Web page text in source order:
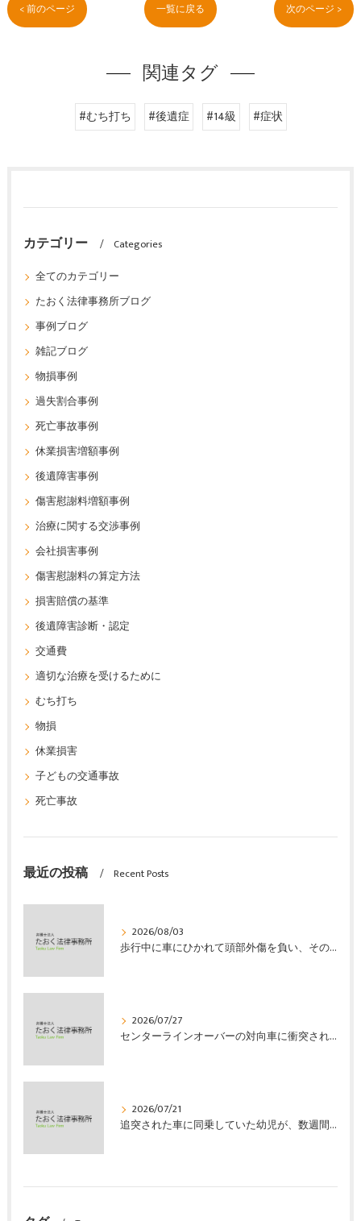
< 前のページ 一覧に戻る 次のページ >
関連タグ
#むち打ち #後遺症 #14級 #症状
カテゴリー
Categories
全てのカテゴリー
たおく法律事務所ブログ
事例ブログ
雑記ブログ
物損事例
過失割合事例
死亡事故事例
休業損害増額事例
後遺障害事例
傷害慰謝料増額事例
治療に関する交渉事例
会社損害事例
傷害慰謝料の算定方法
損害賠償の基準
後遺障害診断・認定
交通費
適切な治療を受けるために
むち打ち
物損
休業損害
子どもの交通事故
死亡事故
最近の投稿 Recent Posts
2026/08/03
歩行中に車にひかれて頭部外傷を負い、その４か月後に亡くなり、死亡部分も含めて裁判所の基準で損害賠償金を獲得した事案｜たおく法律事務所
2026/07/27
センターラインオーバーの対向車に衝突され、むち打ちを発症し、裁判所の基準で慰謝料などの損害賠償金を獲得した事案｜たおく法律事務所
2026/07/21
追突された車に同乗していた幼児が、数週間の経過観察の後、裁判所の基準で人損の賠償金を獲得した事案｜たおく法律事務所